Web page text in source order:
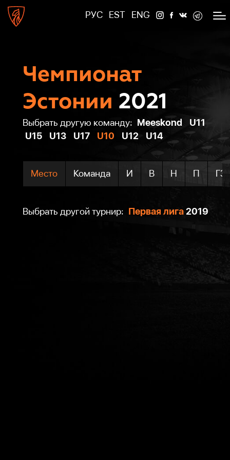
РУС EST ENG
Чемпионат
Эстонии 2021
Выбрать другую команду: Meeskond
U11
U15
U13 U17 U10 U12 U14
Место Команда И В Н П ГЗ
Выбрать другой турнир: Первая лига2019